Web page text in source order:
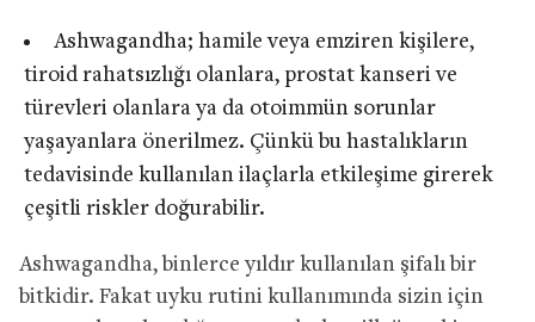
Ashwagandha; hamile veya emziren kişilere,
tiroid rahatsızlığı olanlara, prostat kanseri ve
türevleri olanlara ya da otoimmün sorunlar
yaşayanlara önerilmez. Çünkü bu hastalıkların
tedavisinde kullanılan ilaçlarla etkileşime girerek
çeşitli riskler doğurabilir.
Ashwagandha, binlerce yıldır kullanılan şifalı bir
bitkidir. Fakat uyku rutini kullanımında sizin için